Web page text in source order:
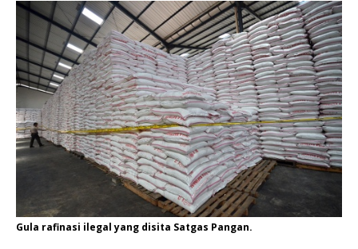
Gula rafinasi ilegal yang disita Satgas Pangan.